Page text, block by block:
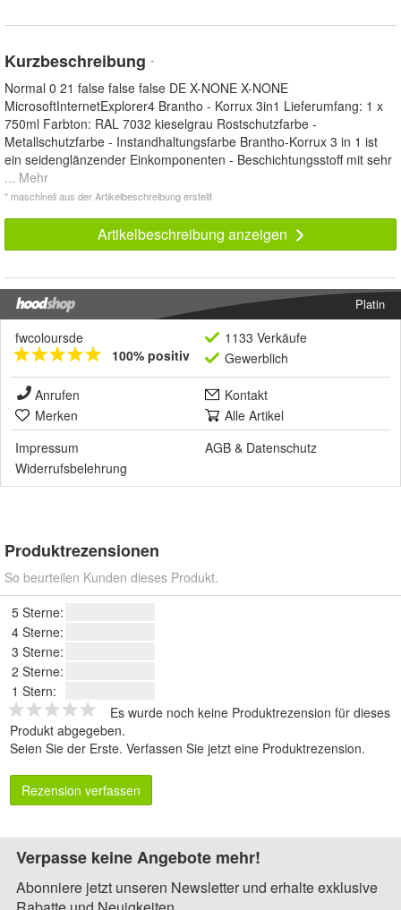
Kurzbeschreibung *
Normal 0 21 false false false DE X-NONE X-NONE
MicrosoftInternetExplorer4 Brantho - Korrux 3in1 Lieferumfang: 1 x
750ml Farbton: RAL 7032 kieselgrau Rostschutzfarbe -
Metallschutzfarbe - Instandhaltungsfarbe Brantho-Korrux 3 in 1 ist
ein seidenglänzender Einkomponenten - Beschichtungsstoff mit sehr
... Mehr
* maschinell aus der Artikelbeschreibung erstellt
Artikelbeschreibung anzeigen
Platin
fwcoloursde
100% positiv
1133 Verkäufe
Gewerblich
Anrufen
Kontakt
Merken
Alle Artikel
Impressum
AGB & Datenschutz
Widerrufsbelehrung
Produktrezensionen
So beurteilen Kunden dieses Produkt.
5 Sterne:
4 Sterne:
3 Sterne:
2 Sterne:
1 Stern:
Es wurde noch keine Produktrezension für dieses
Produkt abgegeben.
Seien Sie der Erste. Verfassen Sie jetzt eine Produktrezension.
Rezension verfassen
Verpasse keine Angebote mehr!
Abonniere jetzt unseren Newsletter und erhalte exklusive